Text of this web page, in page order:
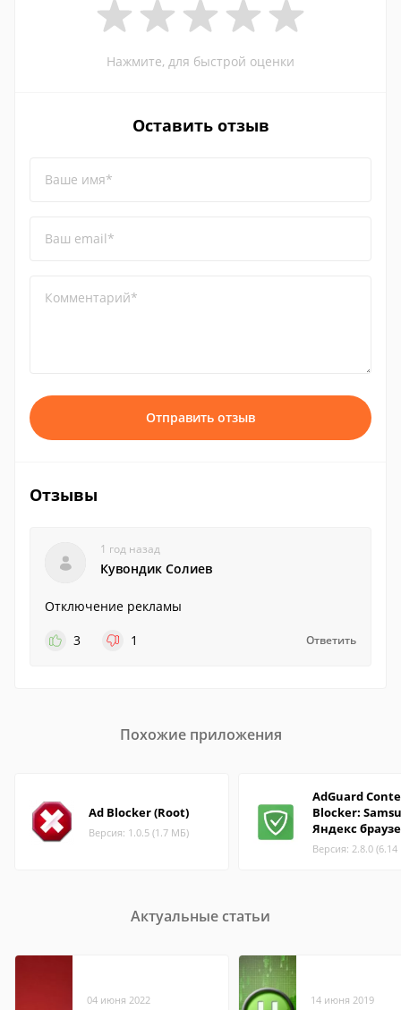
Нажмите, для быстрой оценки
Оставить отзыв
Ваше имя*
Ваш email*
Комментарий*
Отправить отзыв
Отзывы
1 год назад
Кувондик Солиев
Отключение рекламы
3
1 Ответить
Похожие приложения
Ad Blocker (Root)
Версия: 1.0.5 (1.7 МБ)
AdGuard
Blocker:
Яндекс
Версия: 2.8.0
Актуальные статьи
04 июня 2022 14 июня 2019